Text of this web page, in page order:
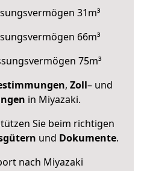
31m³
66m³
75m³
, Zoll– und
in Miyazaki.
Sie beim richtigen
und Dokumente.
nach Miyazaki